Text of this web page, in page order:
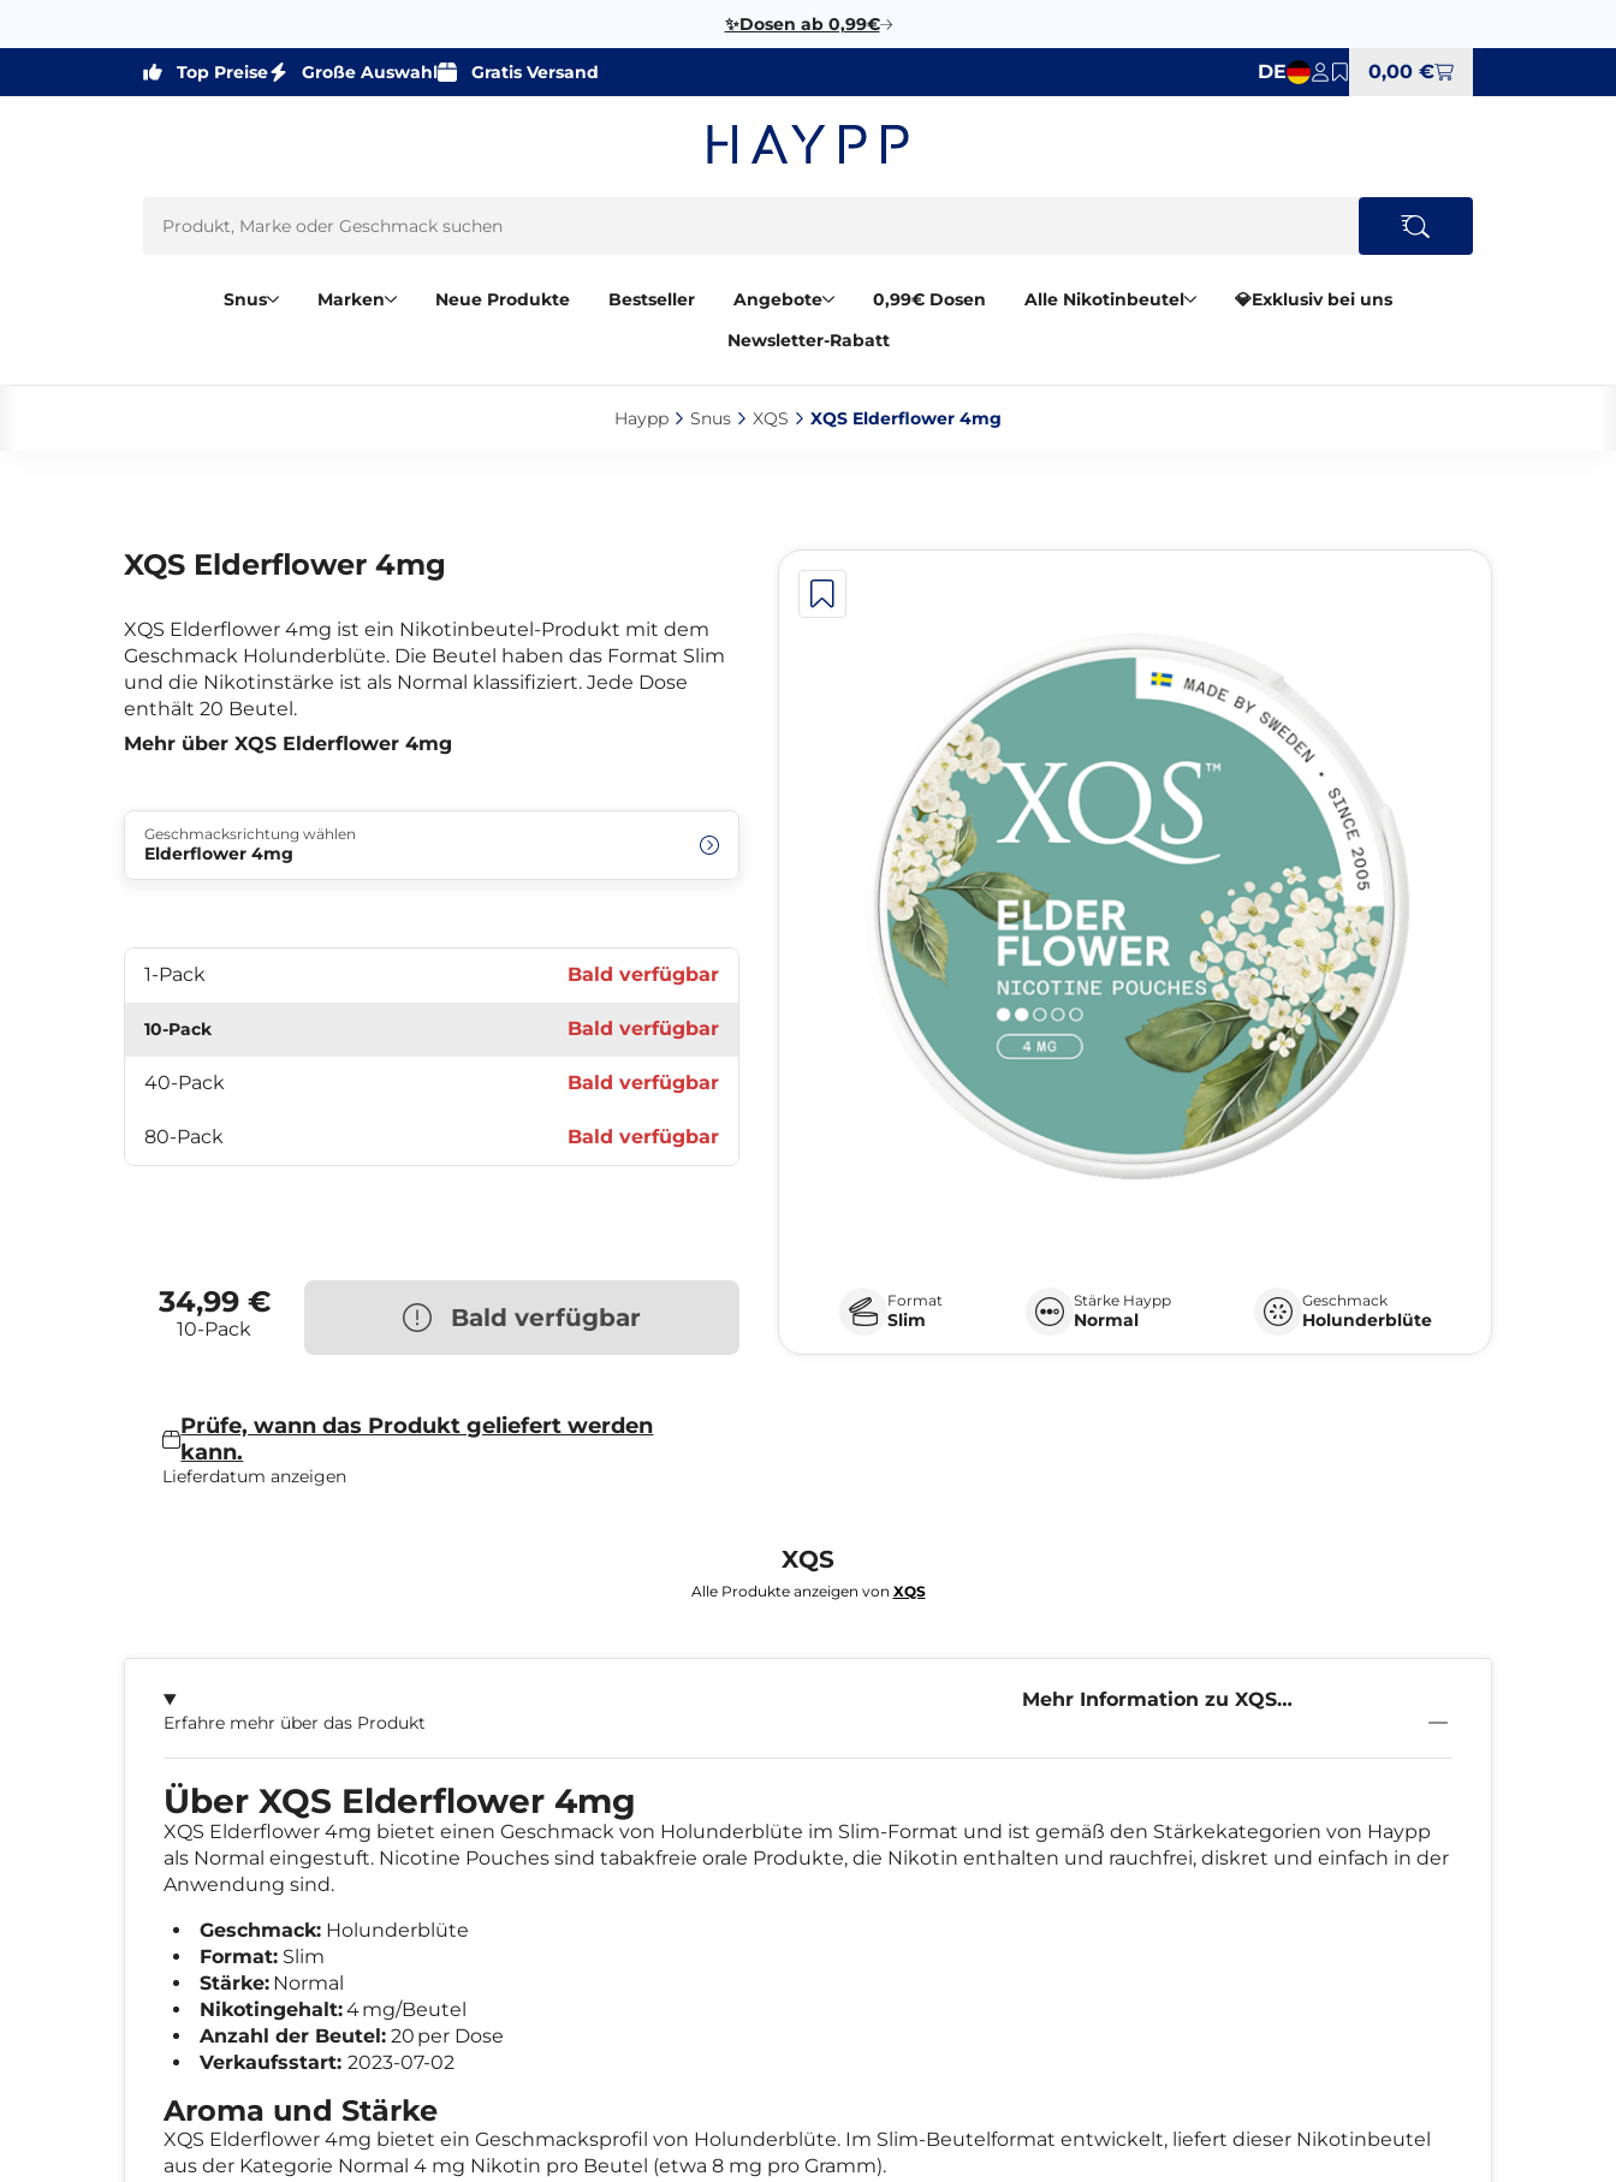
✨Dosen ab 0,99€
Top Preise Große Auswahl Gratis Versand DE 0,00 €
Snus Marken Neue Produkte Bestseller Angebote 0,99€ Dosen Alle Nikotinbeutel
💎Exklusiv bei uns
Newsletter-Rabatt
Haypp‎ Snus‎ XQS‎ XQS Elderflower 4mg‎
XQS Elderflower 4mg
XQS Elderflower 4mg ist ein Nikotinbeutel-Produkt mit dem
Geschmack Holunderblüte. Die Beutel haben das Format Slim
und die Nikotinstärke ist als Normal klassifiziert. Jede Dose
enthält 20 Beutel.
Mehr über XQS Elderflower 4mg
Format
Slim
Stärke Haypp
Normal
Geschmack
Holunderblüte
Geschmacksrichtung wählen
Elderflower 4mg
1-Pack Bald verfügbar
10-Pack Bald verfügbar
40-Pack Bald verfügbar
80-Pack Bald verfügbar
34,99 €
10-Pack Bald verfügbar
Prüfe, wann das Produkt geliefert werden
kann.
Lieferdatum anzeigen
Mehr Information zu XQS
Erfahre mehr über das Produkt
Über XQS Elderflower 4mg
XQS Elderflower 4mg bietet einen Geschmack von Holunderblüte im Slim-Format und ist gemäß den Stärkekategorien von Haypp
als Normal eingestuft. Nicotine Pouches sind tabakfreie orale Produkte, die Nikotin enthalten und rauchfrei, diskret und einfach in der
Anwendung sind.
Geschmack: Holunderblüte
Format: Slim
Stärke: Normal
Nikotingehalt:4 mg/Beutel
Anzahl der Beutel: 20 per Dose
Verkaufsstart: 2023-07-02
Aroma und Stärke
XQS Elderflower 4mg bietet ein Geschmacksprofil von Holunderblüte. Im Slim-Beutelformat entwickelt, liefert dieser Nikotinbeutel
aus der Kategorie Normal 4 mg Nikotin pro Beutel (etwa 8 mg pro Gramm).
XQS
Alle Produkte anzeigen von XQS